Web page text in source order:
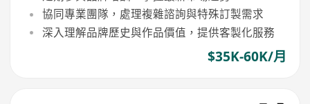
協同專業團隊，處理複雜諮詢與特殊訂製需求
深入理解品牌歷史與作品價值，提供客製化服務
$35K-60K/月